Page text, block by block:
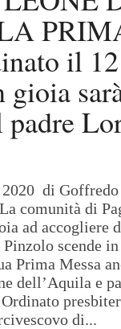
il 12
gioia
padre
2020 di
comunità di
ad accogliere
Pinzolo scende
Prima Messa
dell’Aquila e
di...